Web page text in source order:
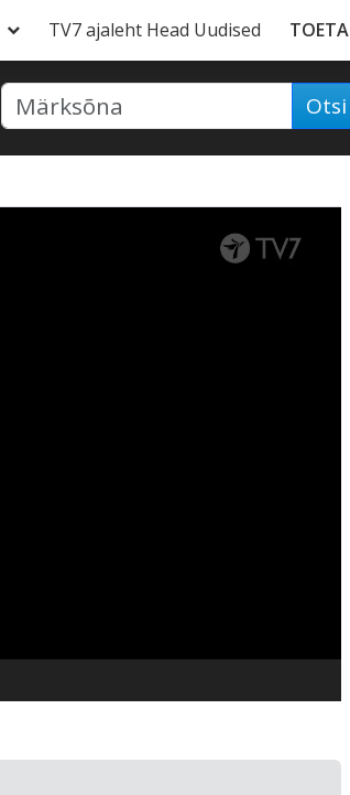
TV7 ajaleht Head Uudised TOETA
Otsi